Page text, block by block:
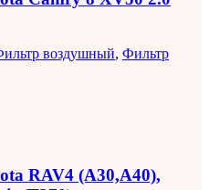
воздушный, Фильтр
RAV4 (A30,A40),